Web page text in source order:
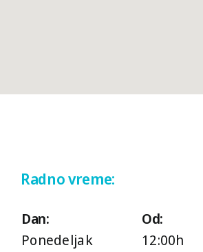
Radno vreme:
Dan: Od:
Ponedeljak
12:00h